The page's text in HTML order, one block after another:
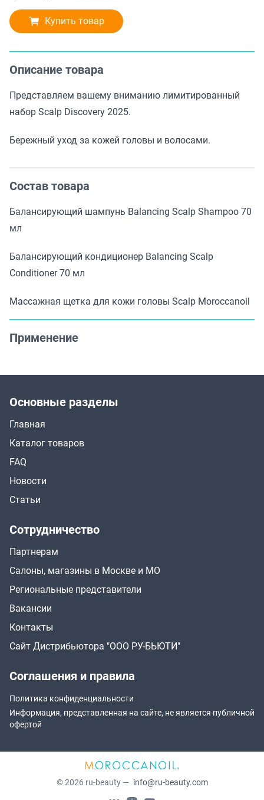
Купить товар
Описание товара
Представляем вашему вниманию лимитированный
набор Scalp Discovery 2025.
Бережный уход за кожей головы и волосами.
Состав товара
Балансирующий шампунь Balancing Scalp Shampoo 70
мл
Балансирующий кондиционер Balancing Scalp
Conditioner 70 мл
Массажная щетка для кожи головы Scalp Moroccanoil
Применение
Основные разделы
Главная
Каталог товаров
FAQ
Новости
Статьи
Сотрудничество
Партнерам
Салоны, магазины в Москве и МО
Региональные представители
Вакансии
Контакты
Сайт Дистрибьютора "ООО РУ-БЬЮТИ"
Соглашения и правила
Политика конфиденциальности
Информация, представленная на сайте, не является публичной
офертой
© 2026 ru-beauty — info@ru-beauty.com